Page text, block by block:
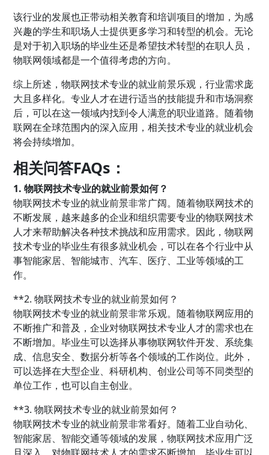
该行业的发展也正带动相关教育和培训项目的增加，为感
兴趣的学生和职场人士提供更多学习和转型的机会。无论
是对于初入职场的毕业生还是希望技术转型的在职人员，
物联网领域都是一个值得考虑的方向。
综上所述，物联网技术专业的就业前景乐观，行业需求庞
大且多样化。专业人才在进行适当的技能提升和市场洞察
后，可以在这一领域内找到令人满意的职业道路。随着物
联网在全球范围内的深入应用，相关技术专业的就业机会
将会持续增加。
相关问答FAQs：
1. 物联网技术专业的就业前景如何？
物联网技术专业的就业前景非常广阔。随着物联网技术的
不断发展，越来越多的企业和组织需要专业的物联网技术
人才来帮助解决各种技术挑战和应用需求。因此，物联网
技术专业的毕业生有很多就业机会，可以在各个行业中从
事智能家居、智能城市、汽车、医疗、工业等领域的工
作。
**2. 物联网技术专业的就业前景如何？
物联网技术专业的就业前景非常乐观。随着物联网应用的
不断推广和普及，企业对物联网技术专业人才的需求也在
不断增加。毕业生可以选择从事物联网软件开发、系统集
成、信息安全、数据分析等各个领域的工作岗位。此外，
可以选择在大型企业、科研机构、创业公司等不同类型的
单位工作，也可以自主创业。
**3. 物联网技术专业的就业前景如何？
物联网技术专业的就业前景非常看好。随着工业自动化、
智能家居、智能交通等领域的发展，物联网技术应用广泛